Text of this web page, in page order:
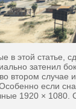
в этой статье,
затенил
втором
если
1920 × 1080.